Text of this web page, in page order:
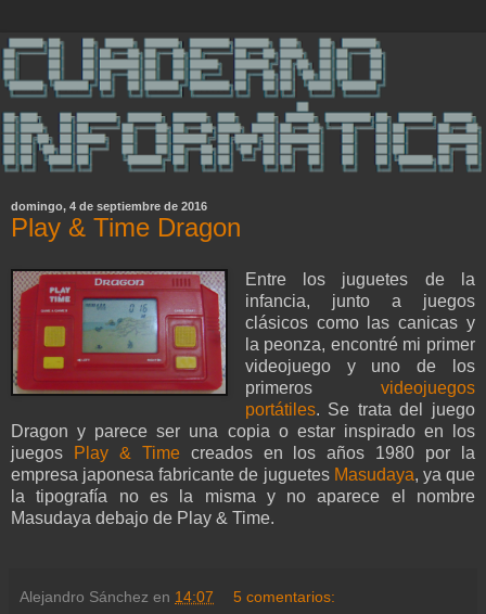
domingo, 4 de septiembre de 2016
Play & Time Dragon
Entre los juguetes de la
infancia, junto a juegos
clásicos como las canicas y
la peonza, encontré mi primer
videojuego y uno de los
primeros videojuegos
portátiles. Se trata del juego
Dragon y parece ser una copia o estar inspirado en los
juegos
Play & Timecreados en los años 1980 por la
empresa japonesa fabricante de juguetes Masudaya, ya que
la tipografía no es la misma y no aparece el nombre
Masudaya debajo de Play & Time.
Alejandro Sánchez en 14:07 5 comentarios: